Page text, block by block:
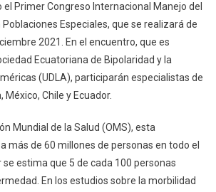
Primer Congreso Internacional Manejo del
Especiales, que se realizará de
2021. En el encuentro, que es
Ecuatoriana de Bipolaridad y la
(UDLA), participarán especialistas de
Chile y Ecuador.
Mundial de la Salud (OMS), esta
más de 60 millones de personas en todo el
se estima que 5 de cada 100 personas
En los estudios sobre la morbilidad